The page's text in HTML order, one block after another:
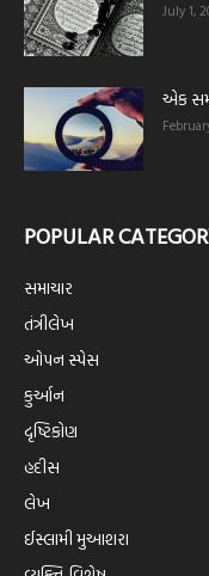
July 1,
એક
POPULAR
સમાચાર
તંત્રીલેખ
ઓપન સ્પેસ
કુર્આન
દૃષ્ટિકોણ
હદીસ
લેખ
ઈસ્લામી મુઆશરા